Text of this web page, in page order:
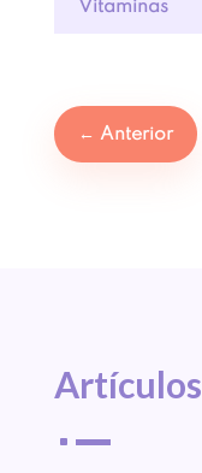
Vitaminas
← Anterior
Artículos
^